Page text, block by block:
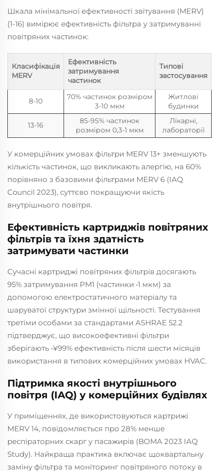
Шкала мінімальної ефективності звітування (MERV)
(1-16) вимірює ефективність фільтра у затримуванні
повітряних частинок:
Класифікація
MERV
Ефективність
затримування
частинок
Типові
застосування
8-10
70% частинок розміром
3-10 мкм
Житлові
будинки
13-16
85-95% частинок
розміром 0,3-1 мкм
Лікарні,
лабораторії
У комерційних умовах фільтри MERV 13+ зменшують
кількість частинок, що викликають алергію, на 60%
порівняно з базовими фільтрами MERV 6 (IAQ
Council 2023), суттєво покращуючи якість
внутрішнього повітря.
Ефективність картриджів повітряних
фільтрів та їхня здатність
затримувати частинки
Сучасні картриджі повітряних фільтрів досягають
95% затримування PM1 (частинки •1 мкм) за
допомогою електростатичного матеріалу та
шаруватої структури змінної щільності. Тестування
третіми особами за стандартами ASHRAE 52.2
підтверджує, що високоефективні фільтри
зберігають •¥99% ефективність після шести місяців
використання в типових комерційних умовах HVAC.
Підтримка якості внутрішнього
повітря (IAQ) у комерційних будівлях
У приміщеннях, де використовуються картрижі
MERV 14, повідомляється про 28% менше
респіраторних скарг у пасажирів (BOMA 2023 IAQ
Study). Найкраща практика включає щоквартальну
заміну фільтра та моніторинг повітряного потоку в